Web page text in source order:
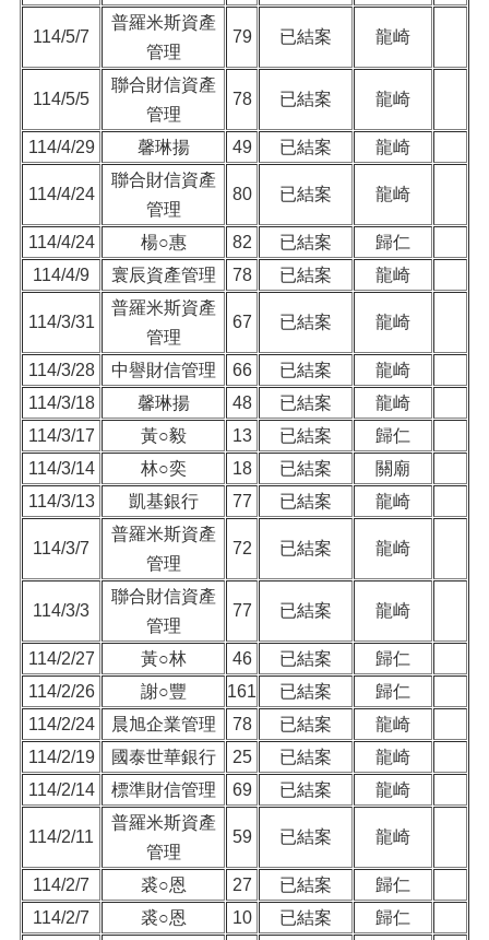
114/5/7
普羅米斯資產
管理
79 已結案 龍崎
114/5/5
聯合財信資產
管理
78 已結案 龍崎
114/4/29 馨琳揚 49 已結案 龍崎
114/4/24
聯合財信資產
管理
80 已結案 龍崎
114/4/24 楊○惠 82 已結案
歸仁
114/4/9
寰辰資產管理 78 已結案 龍崎
114/3/31
普羅米斯資產
管理
67 已結案 龍崎
114/3/28 中譽財信管理 66 已結案
龍崎
114/3/18
馨琳揚 48 已結案
龍崎
114/3/17
黃○毅 13 已結案
歸仁
114/3/14
林○奕 18 已結案
關廟
114/3/13
凱基銀行 77 已結案 龍崎
114/3/7
普羅米斯資產
管理
72 已結案 龍崎
114/3/3
聯合財信資產
管理
77 已結案 龍崎
114/2/27 黃○林 46 已結案
歸仁
114/2/26
謝○豐 161 已結案
歸仁
114/2/24
晨旭企業管理 78 已結案
龍崎
114/2/19
國泰世華銀行 25 已結案
龍崎
114/2/14
標準財信管理 69 已結案 龍崎
114/2/11
普羅米斯資產
管理
59 已結案 龍崎
114/2/7 裘○恩 27 已結案
歸仁
114/2/7
裘○恩 10 已結案
歸仁